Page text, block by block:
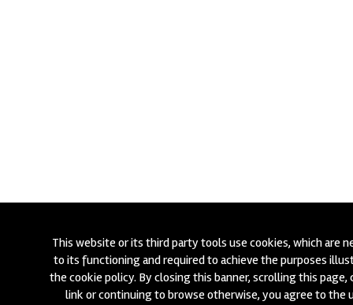
This website or its third party tools use cookies, which are
to its functioning and required to achieve the purposes
the cookie policy. By closing this banner, scrolling this page,
link or continuing to browse otherwise, you agree to the